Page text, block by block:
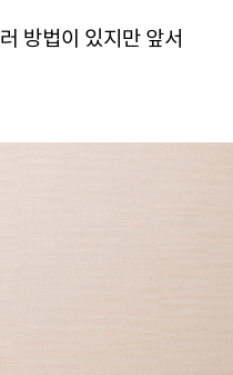
방법이 있지만 앞서